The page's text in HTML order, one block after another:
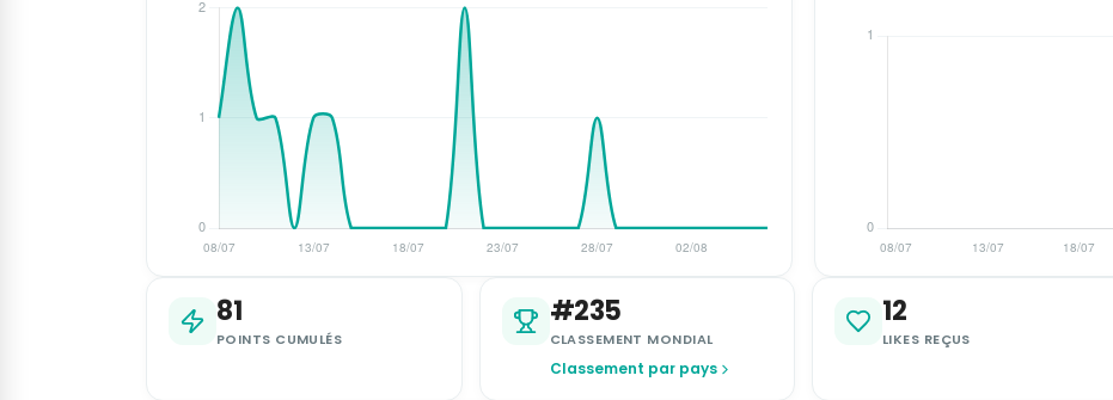
81
POINTS CUMULÉS
#235
CLASSEMENT MONDIAL
Classement par pays
12
LIKES REÇUS